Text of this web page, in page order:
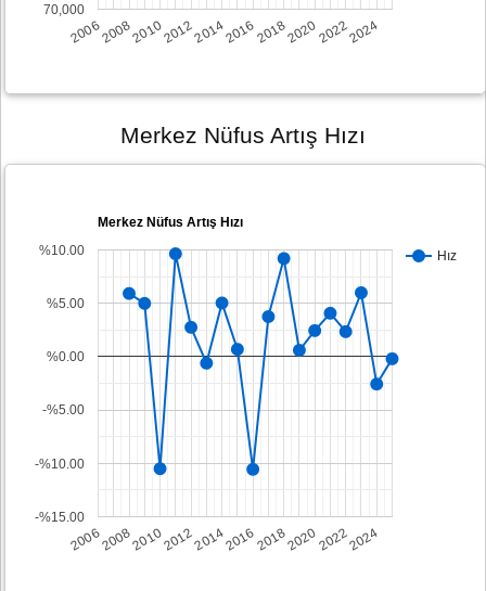
2006200820102012201420162018202020222024
70,000
Merkez Nüfus Artış Hızı
Merkez Nüfus Artış Hızı
Hız
2006200820102012201420162018202020222024
-%15.00
-%10.00
-%5.00
%0.00
%5.00
%10.00